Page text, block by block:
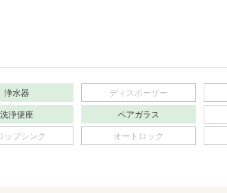
浄水器 ディスポーザー
洗浄便座 ペアガラス
ップシンク オートロック